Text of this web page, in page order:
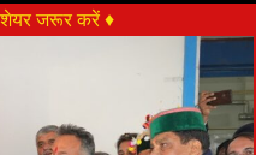
जरूर करें ♦